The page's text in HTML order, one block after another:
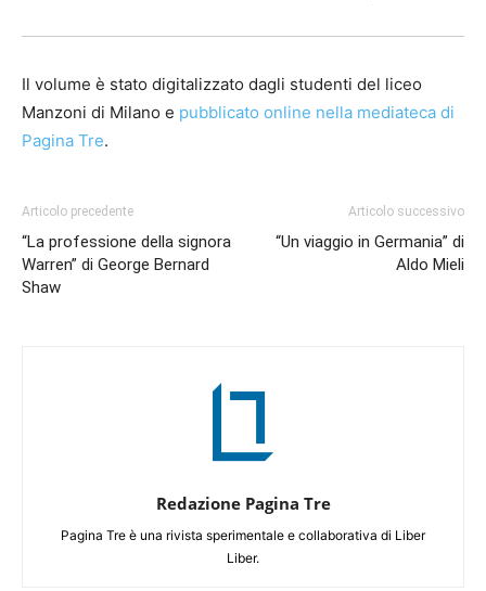
Il volume è stato digitalizzato dagli studenti del liceo
Manzoni di Milano e pubblicato online nella mediateca di
Pagina Tre.
Articolo precedente
“La professione della signora
Warren” di George Bernard
Shaw
Articolo successivo
“Un viaggio in Germania” di
Aldo Mieli
Redazione Pagina Tre
Pagina Tre è una rivista sperimentale e collaborativa di Liber
Liber.